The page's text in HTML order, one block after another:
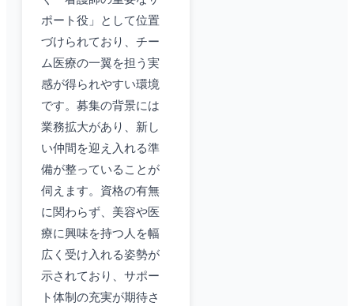
ポート役」として位置
づけられており、チー
ム医療の一翼を担う実
感が得られやすい環境
です。募集の背景には
業務拡大があり、新し
い仲間を迎え入れる準
備が整っていることが
伺えます。資格の有無
に関わらず、美容や医
療に興味を持つ人を幅
広く受け入れる姿勢が
示されており、サポー
ト体制の充実が期待さ